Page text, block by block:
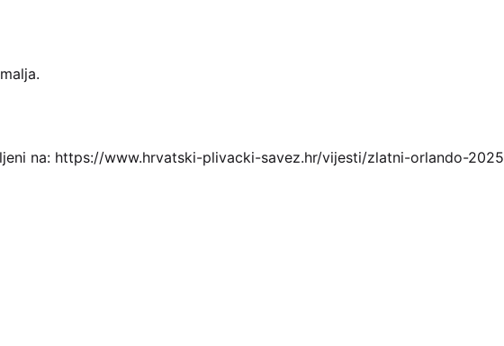
na: https://www.hrvatski-plivacki-savez.hr/vijesti/zlatni-orlando-2025